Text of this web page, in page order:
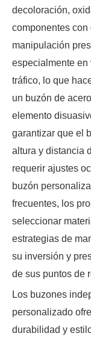
decoloración,
componentes
manipulación
especialmente en
tráfico, lo que
un buzón de
elemento
garantizar que el
altura y distancia
requerir ajustes
buzón
frecuentes, los
seleccionar
estrategias de
su inversión y
de sus puntos de
Los buzones
personalizado
durabilidad y